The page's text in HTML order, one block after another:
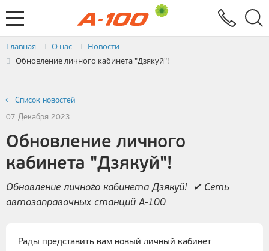
Услуги
Электронный документооборот
Заявка на выставление ЭСЧФ
Главная О нас
Новости
Обновление личного кабинета "Дзякуй"!
Список новостей
07 Декабря 2023
Обновление личного
кабинета "Дзякуй"!
Обновление личного кабинета Дзякуй! ✔ Сеть
автозаправочных станций А-100
Рады представить вам новый личный кабинет